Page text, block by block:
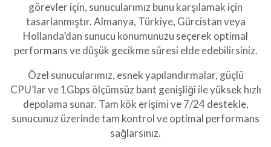
görevler için, sunucularımız bunu karşılamak için
tasarlanmıştır. Almanya, Türkiye, Gürcistan veya
Hollanda’dan sunucu konumunuzu seçerek optimal
performans ve düşük gecikme süresi elde edebilirsiniz.
Özel sunucularımız, esnek yapılandırmalar, güçlü
CPU’lar ve 1Gbps ölçümsüz bant genişliği ile yüksek hızlı
depolama sunar. Tam kök erişimi ve 7/24 destekle,
sunucunuz üzerinde tam kontrol ve optimal performans
sağlarsınız.